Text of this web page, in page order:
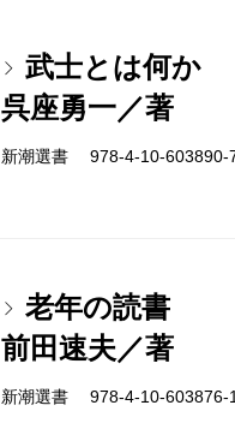
武士とは何か
呉座勇一／著
新潮選書 978-4-10-
老年の読書
前田速夫／著
新潮選書 978-4-10-